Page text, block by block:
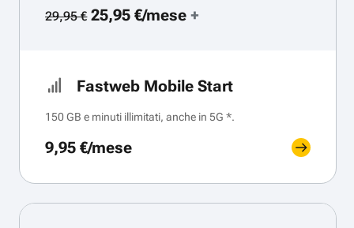
29,95 €25,95 €/mese+
Fastweb Mobile Start
150 GB e minuti illimitati, anche in 5G *.
9,95 €/mese